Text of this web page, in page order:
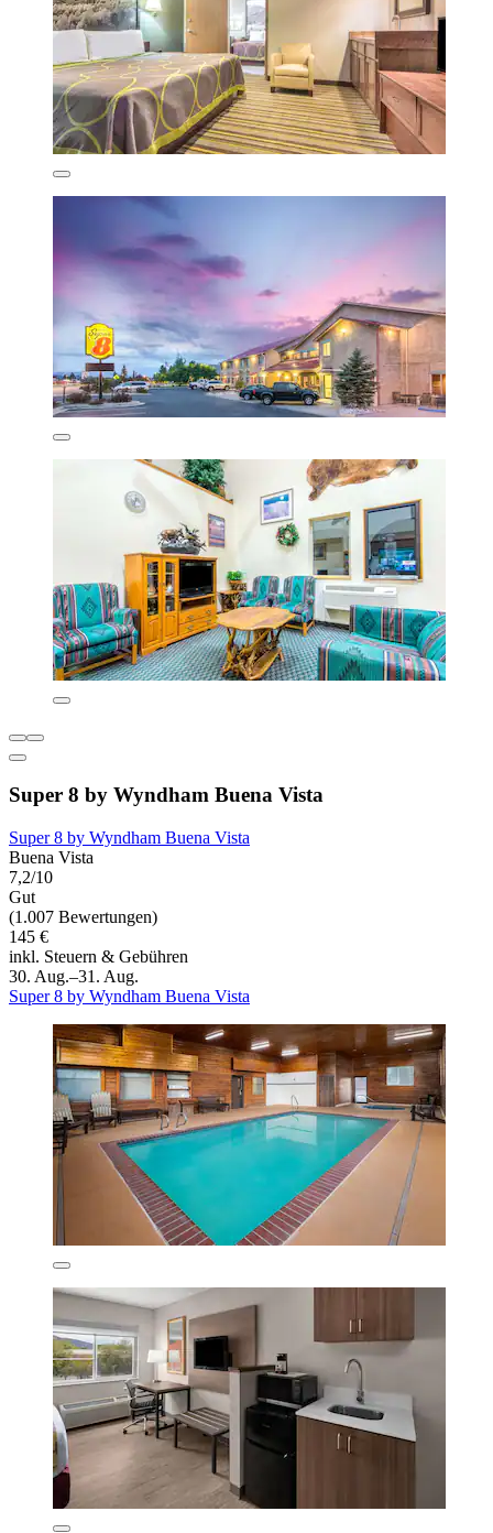
Super 8 by Wyndham Buena Vista
Super 8 by Wyndham Buena Vista
Buena Vista
7,2/10
Gut
(1.007 Bewertungen)
145 €
inkl. Steuern & Gebühren
30. Aug.–31. Aug.
Super 8 by Wyndham Buena Vista